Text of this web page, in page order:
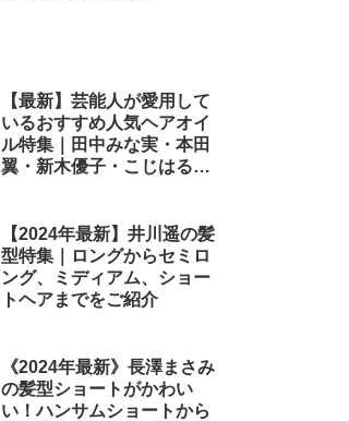
【最新】芸能人が愛用して
いるおすすめ人気ヘアオイ
ル特集｜田中みな実・本田
翼・新木優子・こじはる・
テムまとめ
【2024年最新】井川遥の髪
型特集｜ロングからセミロ
ング、ミディアム、ショー
トヘアまでをご紹介
《2024年最新》長澤まさみ
の髪型ショートがかわい
い！ハンサムショートから